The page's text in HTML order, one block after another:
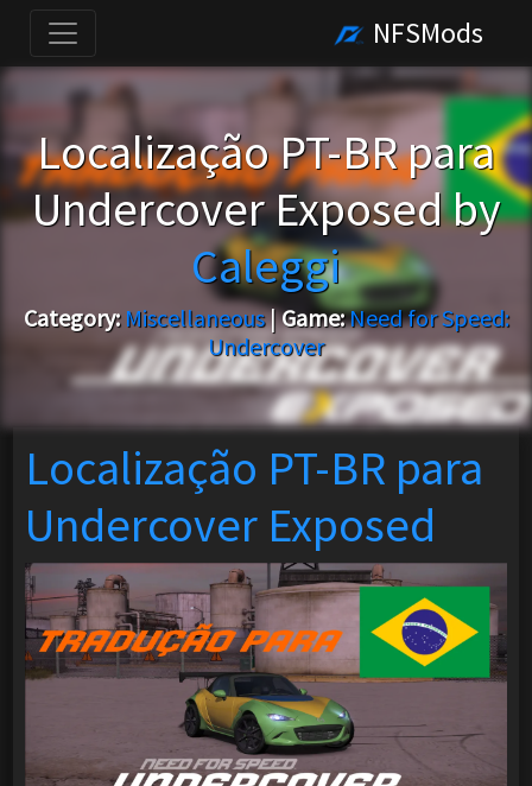
NFSMods
Localização PT-BR para
Undercover Exposed by
Caleggi
Category: Miscellaneous|Game:Need for Speed:
Undercover
Localização PT-BR para
Undercover Exposed